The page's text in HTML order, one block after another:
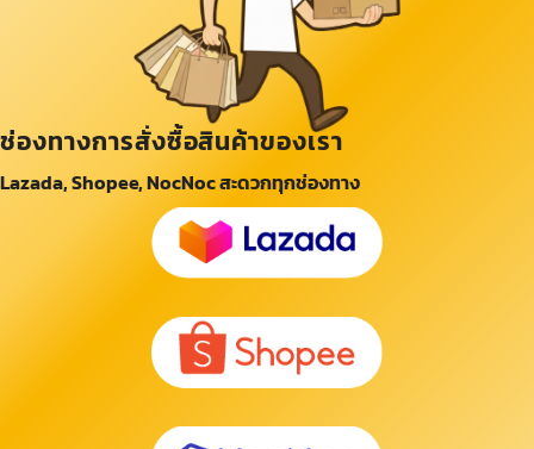
ช่องทางการสั่งซื้อสินค้าของเรา
Lazada, Shopee, NocNoc สะดวกทุกช่องทาง